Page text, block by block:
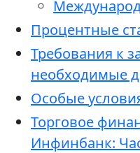
Процентные
Требования к
необходимые
Особые
Торговое
Инфинбанк: